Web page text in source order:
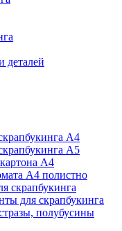
деталей
А4
А5
А4
А4 полистно
скрапбукинга
для скрапбукинга
полубусины